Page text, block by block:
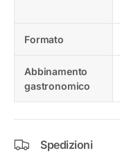
Formato
Abbinamento
gastronomico
Spedizioni